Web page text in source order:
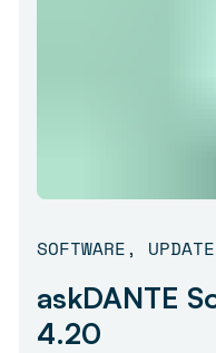
SOFTWARE, UPDATE
askDANTE
4.20